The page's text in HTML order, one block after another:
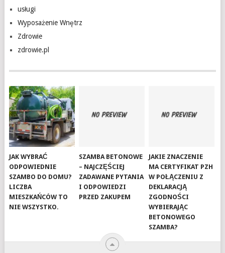
usługi
Wyposażenie Wnętrz
Zdrowie
zdrowie.pl
JAK WYBRAĆ
ODPOWIEDNIE
SZAMBO DO DOMU?
LICZBA
MIESZKAŃCÓW TO
NIE WSZYSTKO.
SZAMBA BETONOWE
– NAJCZĘŚCIEJ
ZADAWANE PYTANIA
I ODPOWIEDZI
PRZED ZAKUPEM
JAKIE ZNACZENIE
MA CERTYFIKAT PZH
W POŁĄCZENIU Z
DEKLARACJĄ
ZGODNOŚCI
WYBIERAJĄC
BETONOWEGO
SZAMBA?